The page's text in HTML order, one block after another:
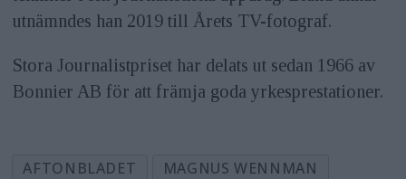
utnämndes han 2019 till Årets TV-fotograf.
Stora Journalistpriset har delats ut sedan 1966 av
Bonnier AB för att främja goda yrkesprestationer.
AFTONBLADET
MAGNUS WENNMAN